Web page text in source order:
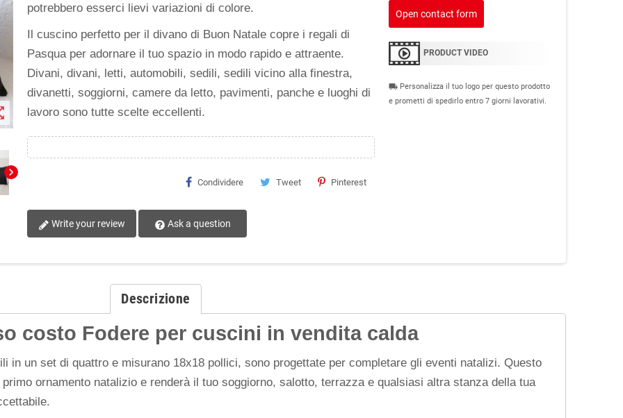
chevron_right
potrebbero esserci lievi variazioni di colore.
Il cuscino perfetto per il divano di Buon Natale copre i regali di
Pasqua per adornare il tuo spazio in modo rapido e attraente.
Divani, divani, letti, automobili, sedili, sedili vicino alla finestra,
divanetti, soggiorni, camere da letto, pavimenti, panche e luoghi di
lavoro sono tutte scelte eccellenti.
Condividere Tweet Pinterest
Write your review Ask a question
Open contact form
PRODUCT VIDEO
local_shipping Personalizza il tuo logo per questo prodotto
e prometti di spedirlo entro 7 giorni lavorativi.
Descrizione
costo Fodere per cuscini in vendita calda
in un set di quattro e misurano 18x18 pollici, sono progettate per completare gli eventi natalizi. Questo
ornamento natalizio e renderà il tuo soggiorno, salotto, terrazza e qualsiasi altra stanza della tua